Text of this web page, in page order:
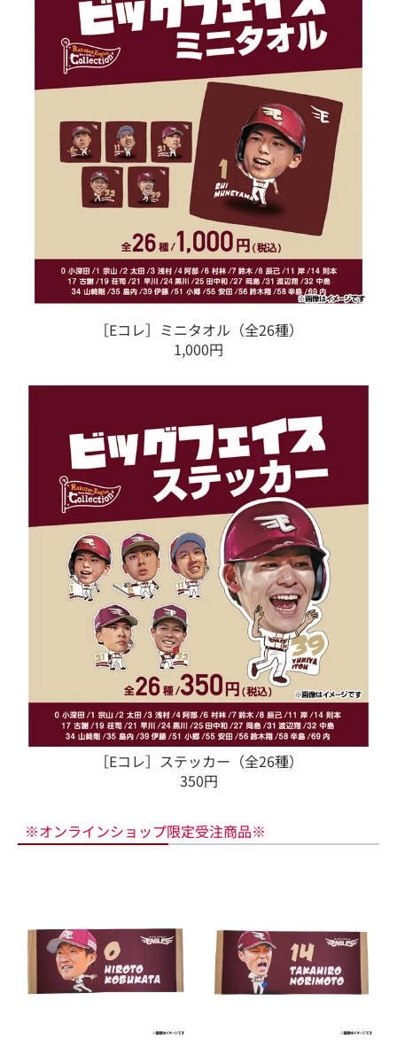
［Eコレ］ミニタオル（全26種）
1,000円
［Eコレ］ステッカー（全26種）
350円
※オンラインショップ限定受注商品※